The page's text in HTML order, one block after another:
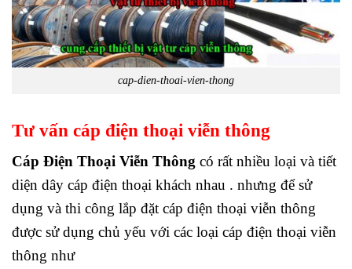
cap-dien-thoai-vien-thong
Tư vấn cáp điện thoại viễn thông
Cáp Điện Thoại Viễn Thông có rất nhiều loại và tiết
diện dây cáp điện thoại khách nhau . nhưng để sử
dụng và thi công lắp đặt cáp điện thoại viễn thông
được sử dụng chủ yếu với các loại cáp điện thoại viễn
thông như